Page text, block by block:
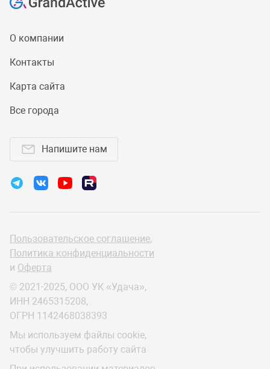
О компании
Контакты
Карта сайта
Все города
Напишите нам
Пользовательское соглашение,
Политика конфиденциальности
и Оферта
© 2021-2025, ООО УК «Удача»,
ИНН 2465315208,
ОГРН 1142468038393
Мы используем файлы cookie,
чтобы улучшить работу сайта